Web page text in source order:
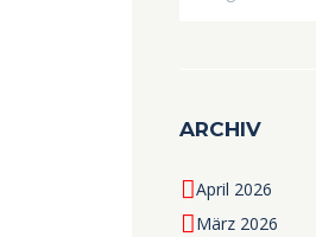
ARCHIV
April 2026
März 2026